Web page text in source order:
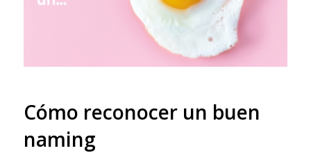
Cómo reconocer un buen
naming